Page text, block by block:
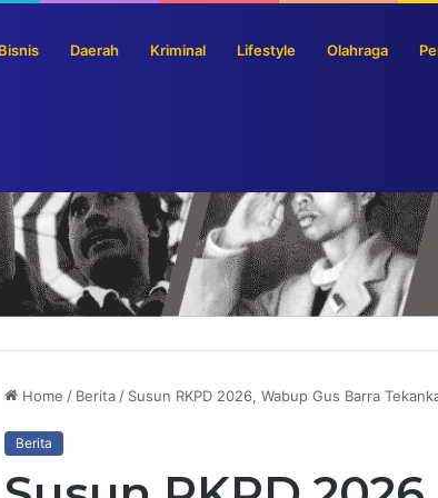
Bisnis Daerah Kriminal Lifestyle Olahraga
di Surabaya
Home / Berita / Susun RKPD 2026, Wabup Gus Barra
Berita